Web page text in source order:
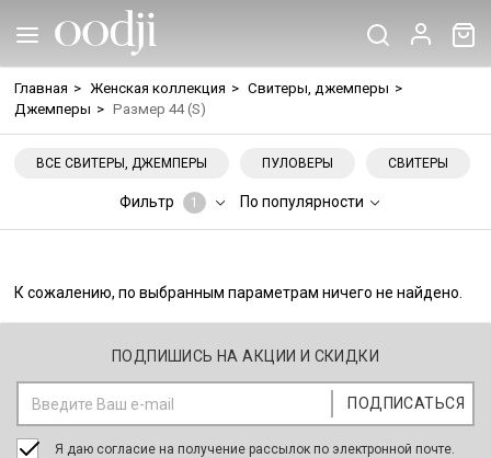
Главная > Женская коллекция > Свитеры, джемперы >
Джемперы > Размер 44 (S)
ВСЕ СВИТЕРЫ, ДЖЕМПЕРЫ ПУЛОВЕРЫ СВИТЕРЫ
Фильтр 1 По популярности
К сожалению, по выбранным параметрам ничего не найдено.
ПОДПИШИСЬ НА АКЦИИ И СКИДКИ
Я даю согласие на получение рассылок по электронной почте.